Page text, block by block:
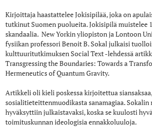
Kirjoittaja haastattelee Jokisipilää, joka on
tutkinut Suomen puolueita. Jokisipilä muistelee
skandaalia. New Yorkin yliopiston ja Lontoon
fysiikan professori Benoit B. Sokal julkaisi
kulttuuritutkimuksen Social Text -lehdessä
Transgressing the Boundaries: Towards a
Hermeneutics of Quantum Gravity.
Artikkeli oli kieli poskessa kirjoitettua
sosialitieteittenmuodikasta sanamagiaa. Sokalin
hyväksyttiin julkaistavaksi, koska se kuulosti
toimituskunnan ideologisia ennakkoluuloja.